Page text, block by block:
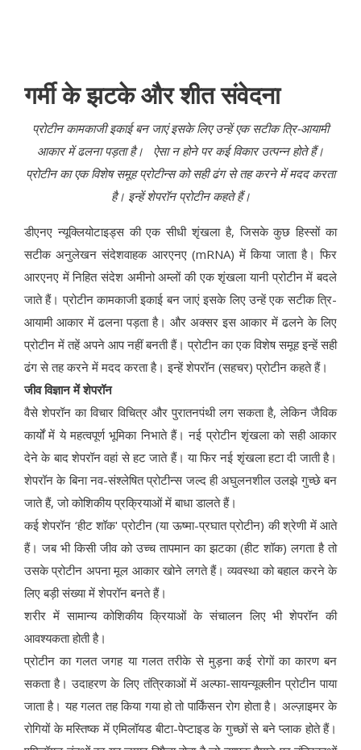
गर्मी के झटके और शीत संवेदना
प्रोटीन कामकाजी इकाई बन जाएं इसके लिए उन्हें एक सटीक त्रि-आयामी
आकार में ढलना पड़ता है। ऐसा न होने पर कई विकार उत्पन्न होते हैं।
प्रोटीन का एक विशेष समूह प्रोटीन्स को सही ढंग से तह करने में मदद करता
है। इन्हें शेपरॉन प्रोटीन कहते हैं।
डीएनए न्यूक्लियोटाइड्स की एक सीधी शृंखला है, जिसके कुछ हिस्सों का
सटीक अनुलेखन संदेशवाहक आरएनए (mRNA) में किया जाता है। फिर
आरएनए में निहित संदेश अमीनो अम्लों की एक शृंखला यानी प्रोटीन में बदले
जाते हैं। प्रोटीन कामकाजी इकाई बन जाएं इसके लिए उन्हें एक सटीक त्रि-
आयामी आकार में ढलना पड़ता है। और अक्सर इस आकार में ढलने के लिए
प्रोटीन में तहें अपने आप नहीं बनती हैं। प्रोटीन का एक विशेष समूह इन्हें सही
ढंग से तह करने में मदद करता है। इन्हें शेपरॉन (सहचर) प्रोटीन कहते हैं।
जीव विज्ञान में शेपरॉन
वैसे शेपरॉन का विचार विचित्र और पुरातनपंथी लग सकता है, लेकिन जैविक
कार्यों में ये महत्वपूर्ण भूमिका निभाते हैं। नई प्रोटीन शृंखला को सही आकार
देने के बाद शेपरॉन वहां से हट जाते हैं। या फिर नई शृंखला हटा दी जाती है।
शेपरॉन के बिना नव-संश्लेषित प्रोटीन्स जल्द ही अघुलनशील उलझे गुच्छे बन
जाते हैं, जो कोशिकीय प्रक्रियाओं में बाधा डालते हैं।
कई शेपरॉन ‘हीट शॉक' प्रोटीन (या ऊष्मा-प्रघात प्रोटीन) की श्रेणी में आते
हैं। जब भी किसी जीव को उच्च तापमान का झटका (हीट शॉक) लगता है तो
उसके प्रोटीन अपना मूल आकार खोने लगते हैं। व्यवस्था को बहाल करने के
लिए बड़ी संख्या में शेपरॉन बनते हैं।
शरीर में सामान्य कोशिकीय क्रियाओं के संचालन लिए भी शेपरॉन की
आवश्यकता होती है।
प्रोटीन का गलत जगह या गलत तरीके से मुड़ना कई रोगों का कारण बन
सकता है। उदाहरण के लिए तंत्रिकाओं में अल्फा-सायन्यूक्लीन प्रोटीन पाया
जाता है। यह गलत तह किया गया हो तो पार्किंसन रोग होता है। अल्ज़ाइमर के
रोगियों के मस्तिष्क में एमिलॉयड बीटा-पेप्टाइड के गुच्छों से बने प्लाक होते हैं।